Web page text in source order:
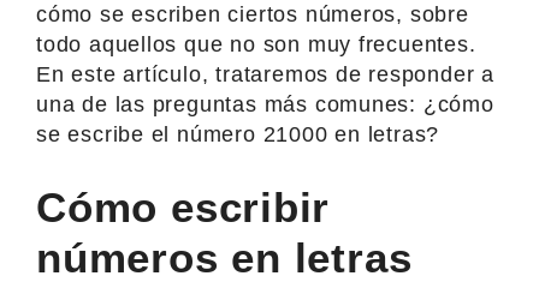
cómo se escriben ciertos números, sobre
todo aquellos que no son muy frecuentes.
En este artículo, trataremos de responder a
una de las preguntas más comunes: ¿cómo
se escribe el número 21000 en letras?
Cómo escribir
números en letras